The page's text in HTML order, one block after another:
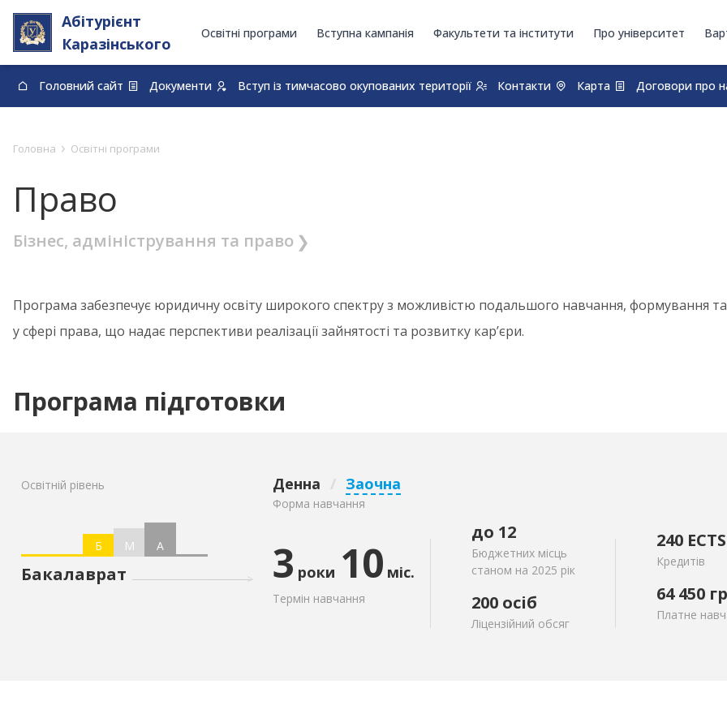
Абітурієнт
Каразінського
Освітні програми Вступна кампанія Факультети та інститути Про університет
Головний сайт Документи Вступ із тимчасово окупованих території Контакти Карта
Договори про
0-800-33-48-73
Головна › Освітні програми
Право
Бізнес, адміністрування та право
Програма забезпечує юридичну освіту широкого спектру з можливістю подальшого навчання, формування
у сфері права, що надає перспективи реалізації зайнятості та розвитку кар’єри.
Програма підготовки
Освітній рівень
Б М А
Бакалаврат
Денна / Заочна
Форма навчання
3 роки 10 міс.
Термін навчання
до 12
Бюджетних місць
станом на 2025 рік
200 осіб
Ліцензійний обсяг
240 ECTS
Кредитів
64 450
Платне